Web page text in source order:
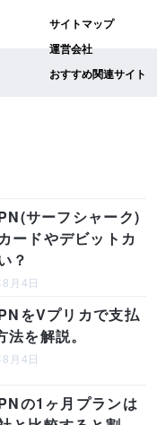
サイトマップ
運営会社
おすすめ関連サイト
サーフシャーク)
ードやデビットカ
？
月4日
をVプリカで支払
を解説。
月4日
の1ヶ月プランは